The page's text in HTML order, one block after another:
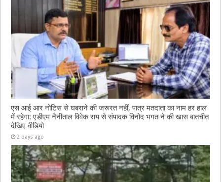
एस आई आर नोटिस से घबराने की जरूरत नहीं, पात्र मतदाता का नाम हर हाल
में रहेगा: एडीएम नैनीताल विवेक राय से संपादक विनोद भगत ने की खास बातचीत
देखिए वीडियो
2 days ago